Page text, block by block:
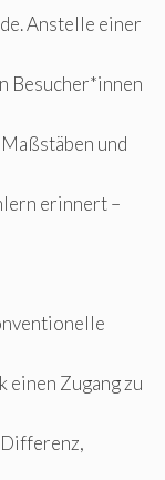
Anstelle einer
Besucher*innen
und
erinnert –
Zugang zu